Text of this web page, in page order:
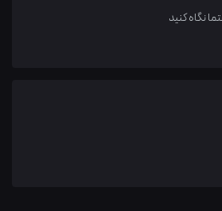
نگاه کنید